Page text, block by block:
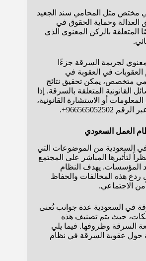
مختص مثل المحامي سند الجعيد
العدالة وحماية الحقوق في
بالركن المعنوي الذي
لجريمة السرقة جزءًا
في العقوبة في
متخصص، يمكن تحقيق نتائج
القانونية المتعلقة بالسرقة. إذا
أو الاستشارة القانونية،
العمل السعودي
السعودية من الموضوعات التي
لتأثيرها المباشر على المجتمع
المؤسسات. يهدف النظام
ردع هذه المخالفات والحفاظ
الاجتماعي.
في السعودية عدة جوانب تُعنى
حيث يتم تصنيف هذه
السرقة وظروفها. فيما يلي
حول عقوبة السرقة في نظام